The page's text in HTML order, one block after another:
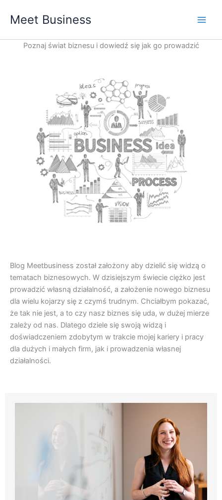
Meet Business
Poznaj świat biznesu i dowiedź się jak go prowadzić
Blog Meetbusiness został założony aby dzielić się widzą o
tematach biznesowych. W dzisiejszym świecie ciężko jest
prowadzić własną działalność, a założenie nowego biznesu
dla wielu kojarzy się z czymś trudnym. Chciałbym pokazać,
że tak nie jest, a to czy nasz biznes się uda, w dużej mierze
zależy od nas. Dlatego dziele się swoją widzą i
doświadczeniem zdobytym w trakcie mojej kariery i pracy
dla dużych i małych firm, jak i prowadzenia własnej
działalności.